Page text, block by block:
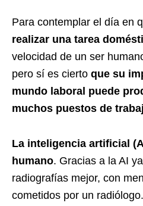
Para contemplar el día en
realizar una tarea
velocidad de un ser
pero sí es cierto que su
mundo laboral puede
muchos puestos de
La inteligencia artificial
humano. Gracias a la AI
radiografías mejor, con
cometidos por un